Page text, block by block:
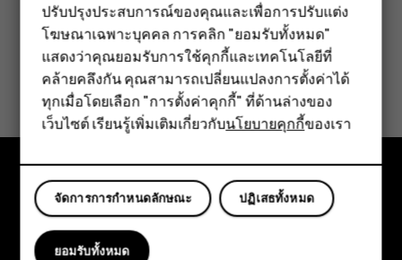
สมาร์ทโฟน
ฟีเจอร์โฟน
อุปกรณ์เสริม
แท็บเล็ต
ข้อมูลนี้มีประโยชน์กับคุณหรือไม่
ใช่ ไม่
สำรวจ
เกี่ยวกับ
ปรับปรุงประสบการณ์ของคุณและเพื่อการปรับแต่ง
โฆษณาเฉพาะบุคคล การคลิก "ยอมรับทั้งหมด"
แสดงว่าคุณยอมรับการใช้คุกกี้และเทคโนโลยีที่
คล้ายคลึงกัน คุณสามารถเปลี่ยนแปลงการตั้งค่าได้
ทุกเมื่อโดยเลือก "การตั้งค่าคุกกี้" ที่ด้านล่างของ
เว็บไซต์ เรียนรู้เพิ่มเติมเกี่ยวกับนโยบายคุกกี้ของเรา
ปฏิเสธทั้งหมด
จัดการการกำหนดลักษณะ
ยอมรับทั้งหมด